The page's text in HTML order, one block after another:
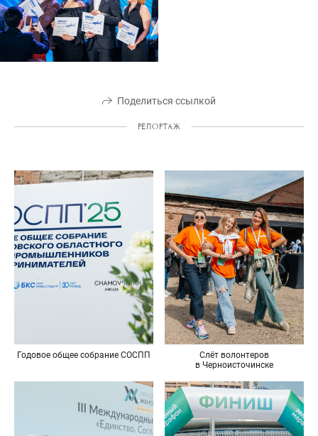
Поделиться ссылкой
РЕПОРТАЖ
Годовое общее собрание СОСПП
Слёт волонтеров
в Черноисточинске